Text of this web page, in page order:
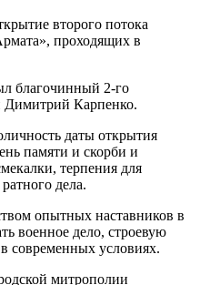
второго потока
проходящих в
благочинный 2-го
Димитрий Карпенко.
даты открытия
памяти и скорби и
терпения для
дела.
опытных наставников в
военное дело, строевую
современных условиях.
митрополии